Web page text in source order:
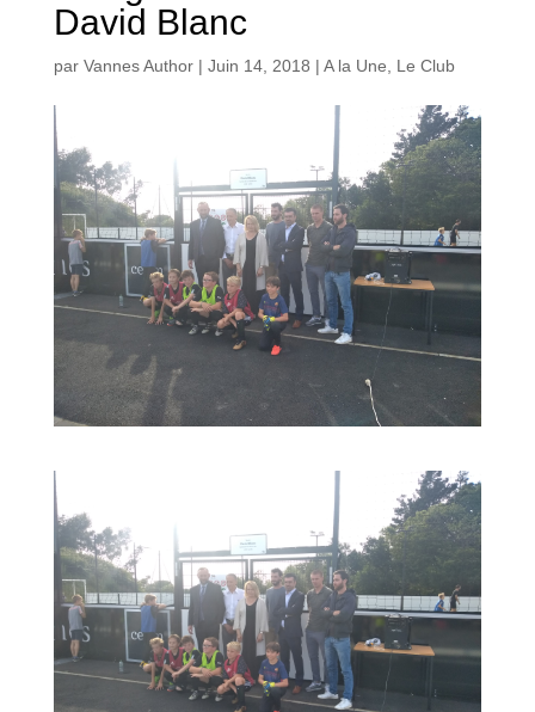
David Blanc
par Vannes Author| Juin 14, 2018 | A la Une, Le Club